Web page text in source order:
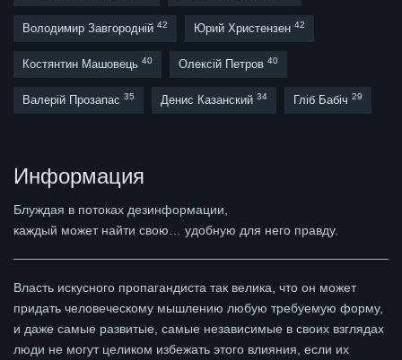
Володимир Завгородній 42 Юрий Христензен 42
Костянтин Машовець 40 Олексій Петров 40
Валерій Прозапас 35 Денис Казанский 34 Гліб Бабіч 29
Информация
Блуждая в потоках дезинформации,
каждый может найти свою… удобную для него правду.
Власть искусного пропагандиста так велика, что он может
придать человеческому мышлению любую требуемую форму,
и даже самые развитые, самые независимые в своих взглядах
люди не могут целиком избежать этого влияния, если их